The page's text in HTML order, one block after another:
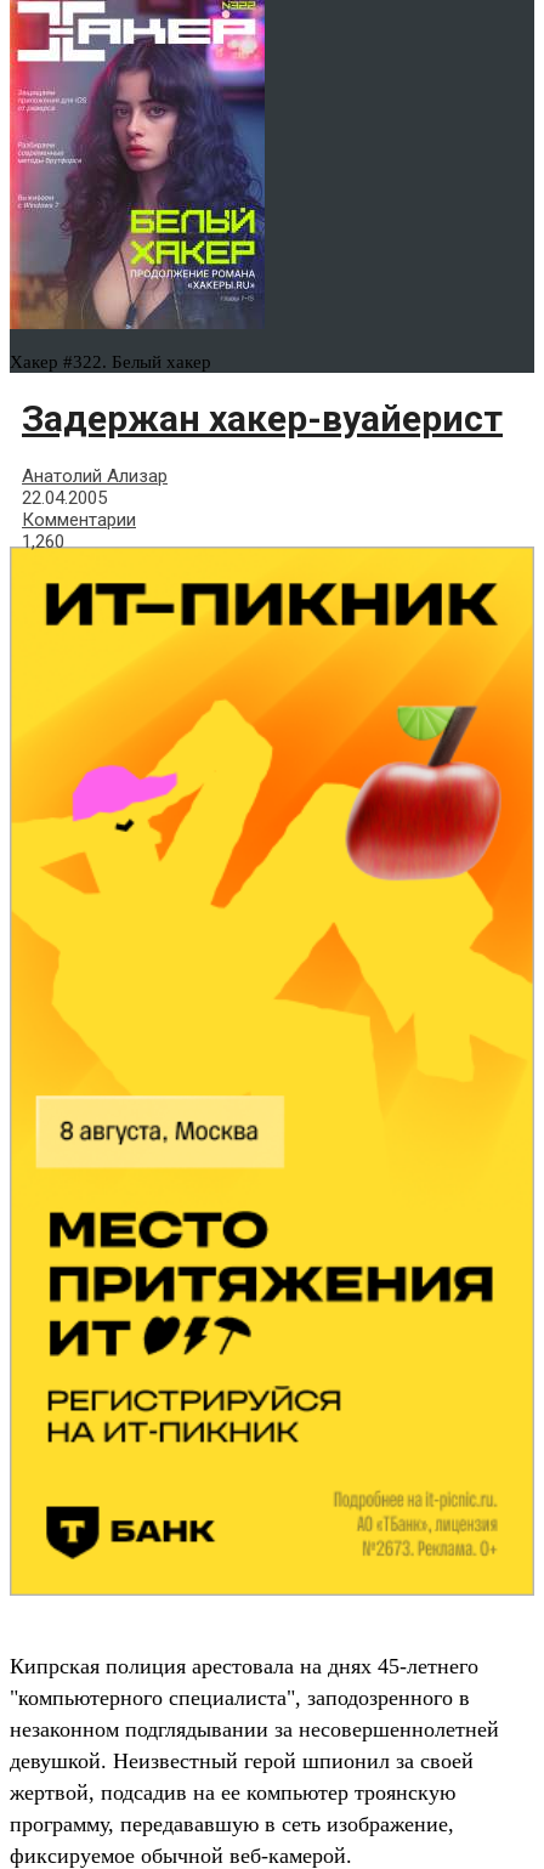
Хакер #322. Белый хакер
Задержан хакер-вуайерист
Анатолий Ализар
22.04.2005
Комментарии
1,260
Кипрская полиция арестовала на днях 45-летнего
"компьютерного специалиста", заподозренного в
незаконном подглядывании за несовершеннолетней
девушкой. Неизвестный герой шпионил за своей
жертвой, подсадив на ее компьютер троянскую
программу, передававшую в сеть изображение,
фиксируемое обычной веб-камерой.